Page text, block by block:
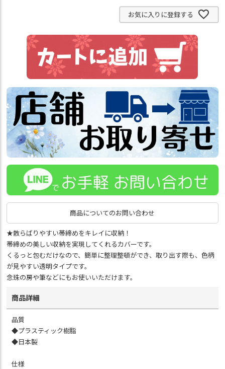
お気に入りに登録する
商品についてのお問い合わせ
★散らばりやすい帯締めをキレイに収納！
帯締めの美しい収納を実現してくれるカバーです。
くるっと包むだけなので、簡単に整理整頓ができ、取り出す際も、色柄
が見やすい透明タイプです。
念珠の房や筆などにもお使いいただけます。
商品詳細
品質
◆プラスティック樹脂
◆日本製
仕様